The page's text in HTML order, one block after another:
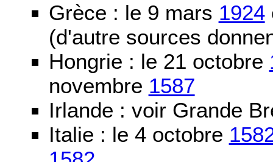
Grèce : le 9 mars 1924
(d'autre sources
Hongrie : le 21 octobre
novembre 1587
Irlande : voir Grande
Italie : le 4 octobre